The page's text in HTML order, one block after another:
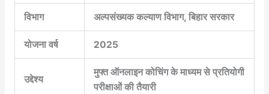
विभाग अल्पसंख्यक कल्याण विभाग, बिहार सरकार
योजना वर्ष 2025
उद्देश्य
मुफ्त ऑनलाइन कोचिंग के माध्यम से प्रतियोगी
परीक्षाओं की तैयारी